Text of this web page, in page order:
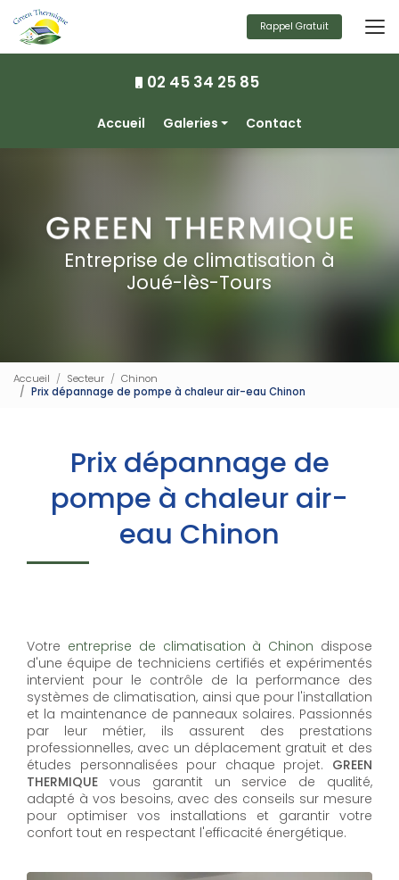
au
contenu
principal
02 45 34 25 85
Accueil
Galeries
Ventilation
Photovoltaïque
Contact
Rappel Gratuit
Entreprise de climatisation à
Joué-lès-Tours
Accueil Secteur
Chinon
Prix dépannage de pompe à chaleur air-eau Chinon
Prix dépannage de
pompe à chaleur air-
eau Chinon
Votre entreprise de climatisation à Chinon dispose
d'une équipe de techniciens certifiés et expérimentés
intervient pour le contrôle de la performance des
systèmes de climatisation, ainsi que pour l'installation
et la maintenance de panneaux solaires. Passionnés
par leur métier, ils assurent des prestations
professionnelles, avec un déplacement gratuit et des
études personnalisées pour chaque projet. GREEN
THERMIQUE vous garantit un service de qualité,
adapté à vos besoins, avec des conseils sur mesure
pour optimiser vos installations et garantir votre
confort tout en respectant l'efficacité énergétique.